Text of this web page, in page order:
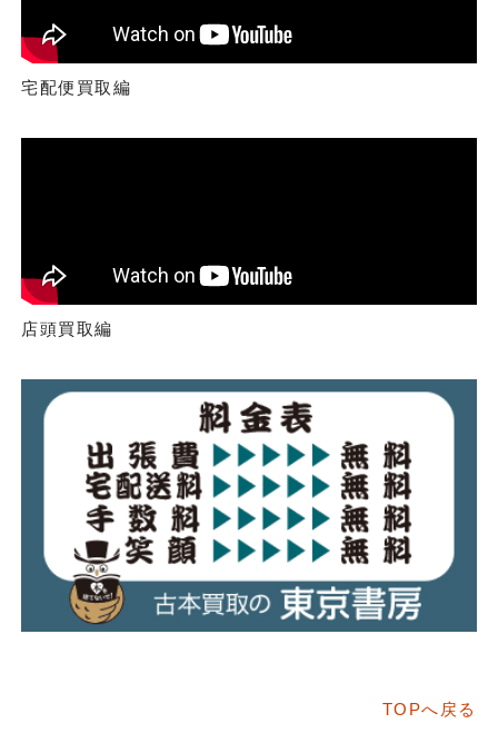
宅配便買取編
店頭買取編
TOPへ戻る